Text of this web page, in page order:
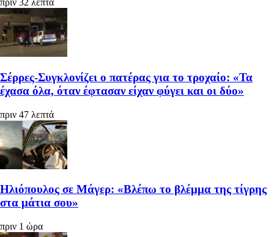
πριν 32 λεπτά
Σέρρες-Συγκλονίζει ο πατέρας για το τροχαίο: «Τα
έχασα όλα, όταν έφτασαν είχαν φύγει και οι δύο»
πριν 47 λεπτά
Ηλιόπουλος σε Μάγερ: «Βλέπω το βλέμμα της τίγρης
στα μάτια σου»
πριν 1 ώρα